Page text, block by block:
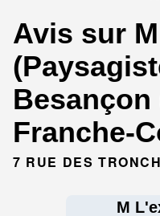
Avis sur
Franche-
7 RUE DES
M